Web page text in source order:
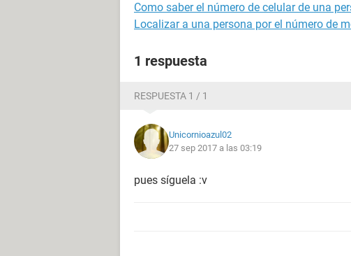
Como saber el número de celular de una
Localizar a una persona por el número de
1 respuesta
RESPUESTA 1 / 1
Unicornioazul02
27 sep 2017 a las 03:19
pues síguela :v